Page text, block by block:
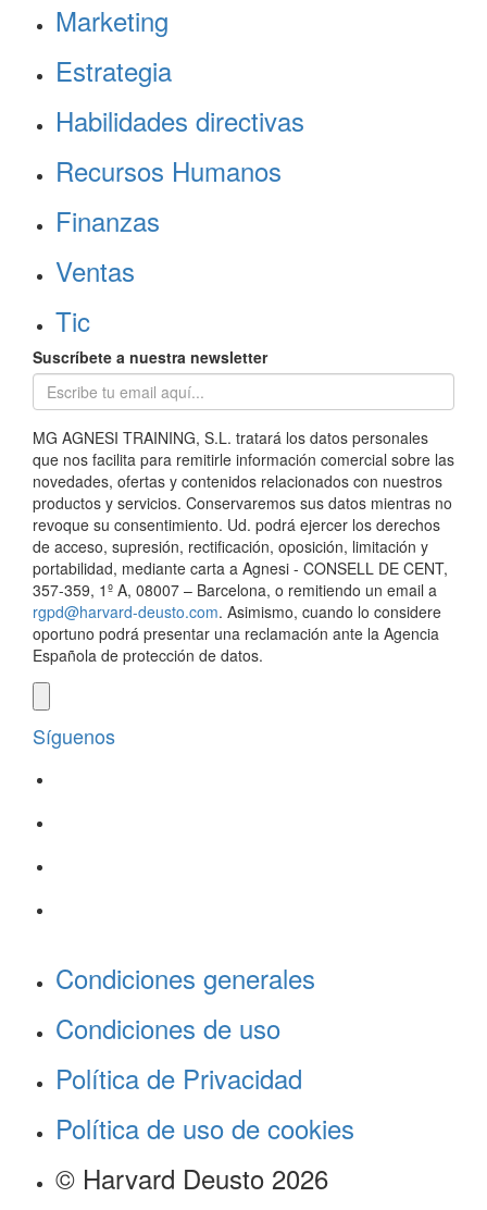
Marketing
Estrategia
Habilidades directivas
Recursos Humanos
Finanzas
Ventas
Tic
Suscríbete a nuestra newsletter
MG AGNESI TRAINING, S.L. tratará los datos personales
que nos facilita para remitirle información comercial sobre las
novedades, ofertas y contenidos relacionados con nuestros
productos y servicios. Conservaremos sus datos mientras no
revoque su consentimiento. Ud. podrá ejercer los derechos
de acceso, supresión, rectificación, oposición, limitación y
portabilidad, mediante carta a Agnesi - CONSELL DE CENT,
357-359, 1º A, 08007 – Barcelona, o remitiendo un email a
rgpd@harvard-deusto.com. Asimismo, cuando lo considere
oportuno podrá presentar una reclamación ante la Agencia
Española de protección de datos.
Síguenos
Condiciones generales
Condiciones de uso
Política de Privacidad
Política de uso de cookies
© Harvard Deusto 2026